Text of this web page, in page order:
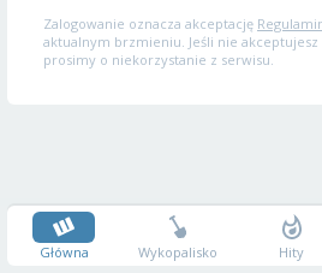
Zalogowanie oznacza akceptację
aktualnym brzmieniu. Jeśli nie akceptujesz
prosimy o niekorzystanie z serwisu.
Główna Wykopalisko Hity